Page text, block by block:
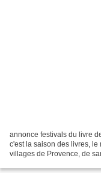
annonce festivals du livre
c'est la saison des livres,
villages de Provence, de